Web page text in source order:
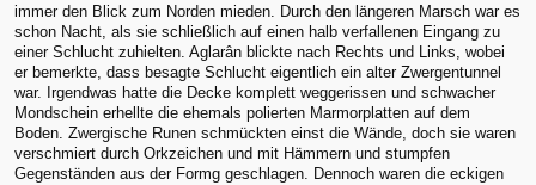
immer den Blick zum Norden mieden. Durch den längeren Marsch war es
schon Nacht, als sie schließlich auf einen halb verfallenen Eingang zu
einer Schlucht zuhielten. Aglarân blickte nach Rechts und Links, wobei
er bemerkte, dass besagte Schlucht eigentlich ein alter Zwergentunnel
war. Irgendwas hatte die Decke komplett weggerissen und schwacher
Mondschein erhellte die ehemals polierten Marmorplatten auf dem
Boden. Zwergische Runen schmückten einst die Wände, doch sie waren
verschmiert durch Orkzeichen und mit Hämmern und stumpfen
Gegenständen aus der Formg geschlagen. Dennoch waren die eckigen